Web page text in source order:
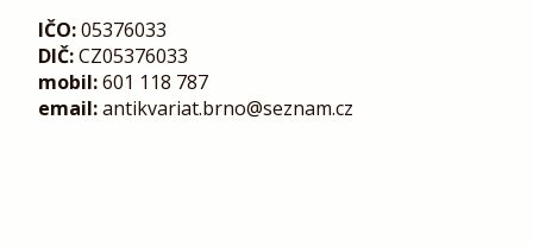
IČO:05376033
DIČ:CZ05376033
mobil:601 118 787
email:antikvariat.brno@seznam.cz